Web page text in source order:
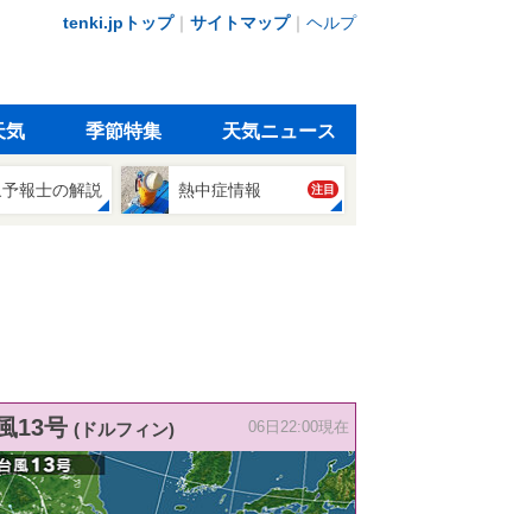
tenki.jpトップ｜ サイトマップ｜ ヘルプ
気 季節特集 天気ニュース
報士の解説 熱中症情報 注目
13号 (ドルフィン) 06日22:00現在